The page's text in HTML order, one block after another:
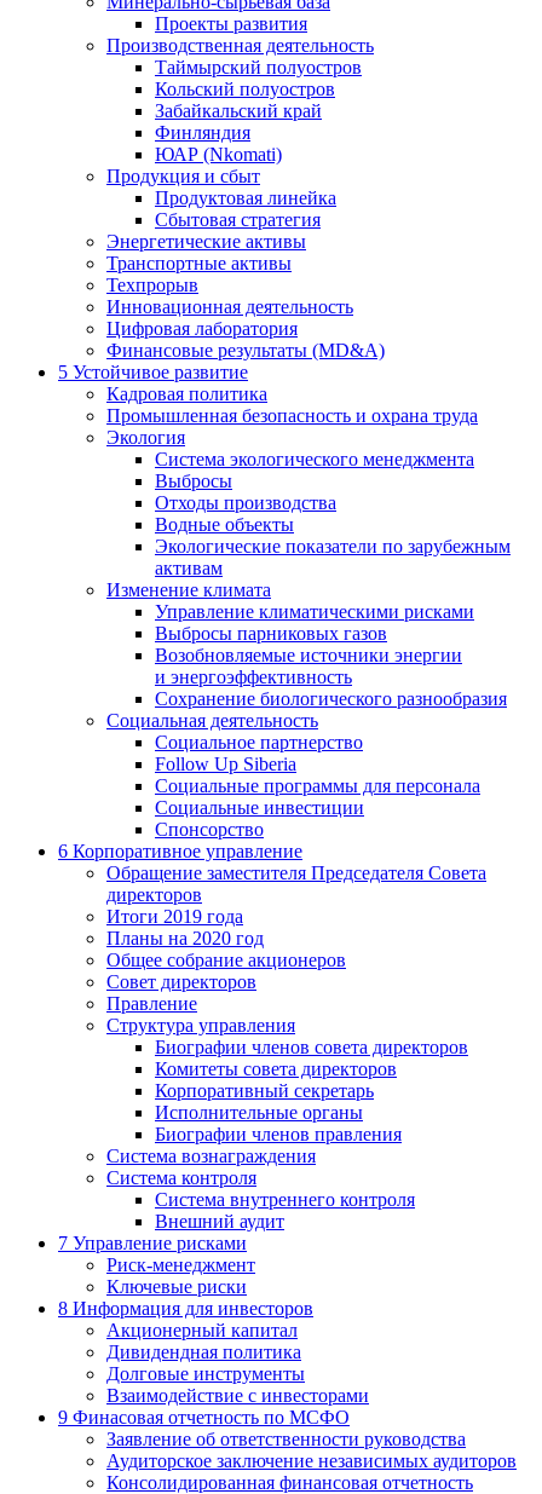
Проекты развития
Производственная деятельность
Таймырский полуостров
Кольский полуостров
Забайкальский край
Финляндия
ЮАР (Nkomati)
Продукция и сбыт
Продуктовая линейка
Сбытовая стратегия
Энергетические активы
Транспортные активы
Техпрорыв
Инновационная деятельность
Цифровая лаборатория
Финансовые результаты (MD&A)
5 Устойчивое развитие
Кадровая политика
Промышленная безопасность и охрана труда
Экология
Система экологического менеджмента
Выбросы
Отходы производства
Водные объекты
Экологические показатели по зарубежным
активам
Изменение климата
Управление климатическими рисками
Выбросы парниковых газов
Возобновляемые источники энергии
и энергоэффективность
Сохранение биологического разнообразия
Социальная деятельность
Социальное партнерство
Follow Up Siberia
Социальные программы для персонала
Социальные инвестиции
Спонсорство
6 Корпоративное управление
Обращение заместителя Председателя Совета
директоров
Итоги 2019 года
Планы на 2020 год
Общее собрание акционеров
Совет директоров
Правление
Структура управления
Биографии членов совета директоров
Комитеты совета директоров
Корпоративный секретарь
Исполнительные органы
Биографии членов правления
Система вознаграждения
Система контроля
Система внутреннего контроля
Внешний аудит
7 Управление рисками
Риск-менеджмент
Ключевые риски
8 Информация для инвесторов
Акционерный капитал
Дивидендная политика
Долговые инструменты
Взаимодействие с инвеcторами
9 Финасовая отчетность по МСФО
Заявление об ответственности руководства
Аудиторское заключение независимых аудиторов
Консолидированная финансовая отчетность